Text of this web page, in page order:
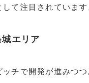
て注目されています
エリア
ッチで開発が進みつ